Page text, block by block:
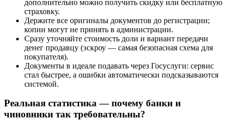
дополнительно можно получить скидку или бесплатную
страховку.
Держите все оригиналы документов до регистрации;
копии могут не принять в администрации.
Сразу уточняйте стоимость доли и вариант передачи
денег продавцу (эскроу — самая безопасная схема для
покупателя).
Документы в идеале подавать через Госуслуги: сервис
стал быстрее, а ошибки автоматически подсказываются
системой.
Реальная статистика — почему банки и
чиновники так требовательны?